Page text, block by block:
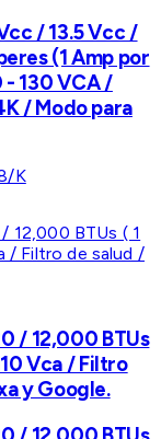
/ 13.5 Vcc /
(1 Amp por
- 130 VCA /
/ Modo para
K
/ 12,000 BTUs
Vca / Filtro
y Google.